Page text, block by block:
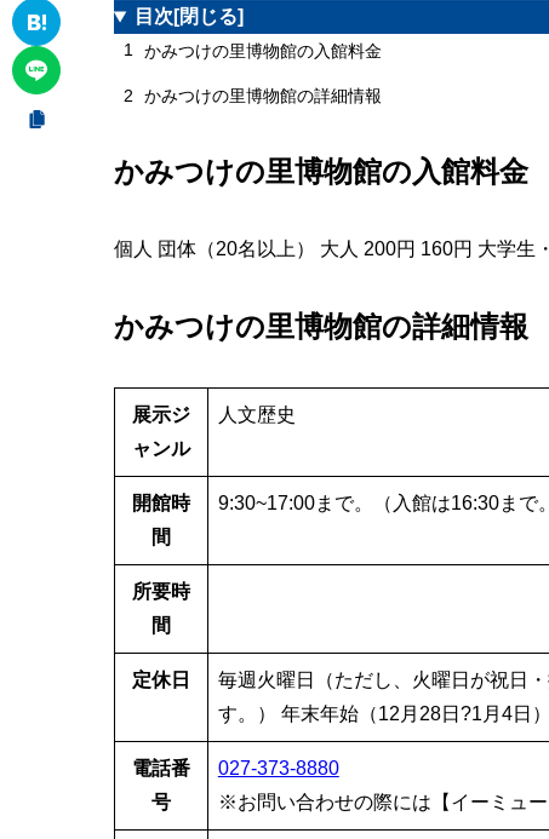
目次 [閉じる]
1 かみつけの里博物館の入館料金
2 かみつけの里博物館の詳細情報
かみつけの里博物館の入館料金
個人 団体（20名以上） 大人 200円 160円 大学生
かみつけの里博物館の詳細情報
展示ジ
ャンル
人文歴史
開館時
間
9:30~17:00まで。（入館は16:30まで
所要時
間
定休日
毎週火曜日（ただし、火曜日が祝日
す。） 年末年始（12月28日?1月4日
電話番
号
027-373-8880
※お問い合わせの際には【イーミュ